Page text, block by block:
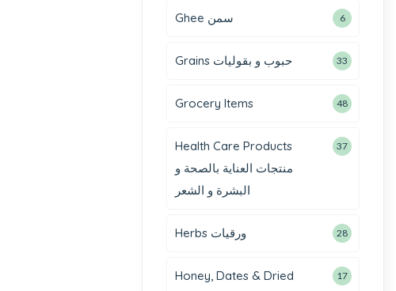
Ghee سمن 6
Grains حبوب و بقوليات 33
Grocery Items 48
Health Care Products
منتجات العناية بالصحة و
البشرة و الشعر
37
Herbs ورقيات 28
Honey, Dates & Dried
17